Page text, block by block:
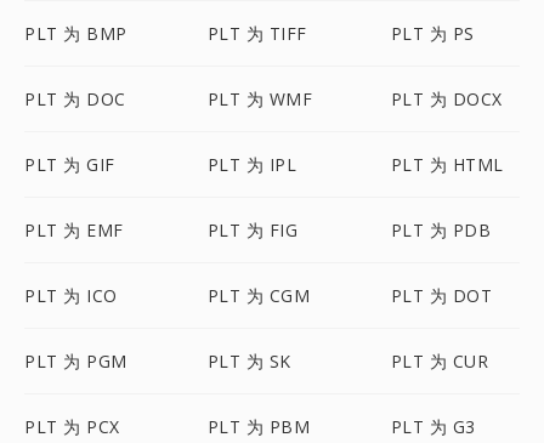
PLT 为 BMP PLT 为 TIFF PLT 为 PS
PLT 为 DOC PLT 为 WMF PLT 为 DOCX
PLT 为 GIF PLT 为 IPL PLT 为 HTML
PLT 为 EMF PLT 为 FIG PLT 为 PDB
PLT 为 ICO PLT 为 CGM PLT 为 DOT
PLT 为 PGM PLT 为 SK PLT 为 CUR
PLT 为 PCX PLT 为 PBM PLT 为 G3